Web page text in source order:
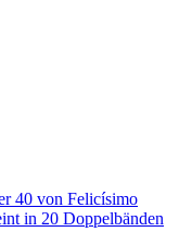
40 von Felicísimo
in 20 Doppelbänden